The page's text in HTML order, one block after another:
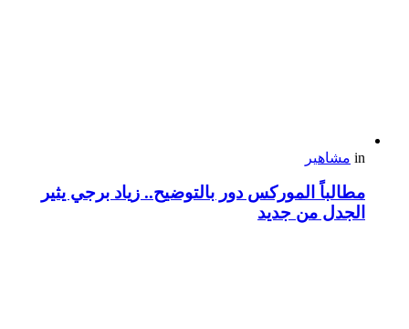
in مشاهير
مطالباً الموركس دور بالتوضيح.. زياد برجي يثير
الجدل من جديد